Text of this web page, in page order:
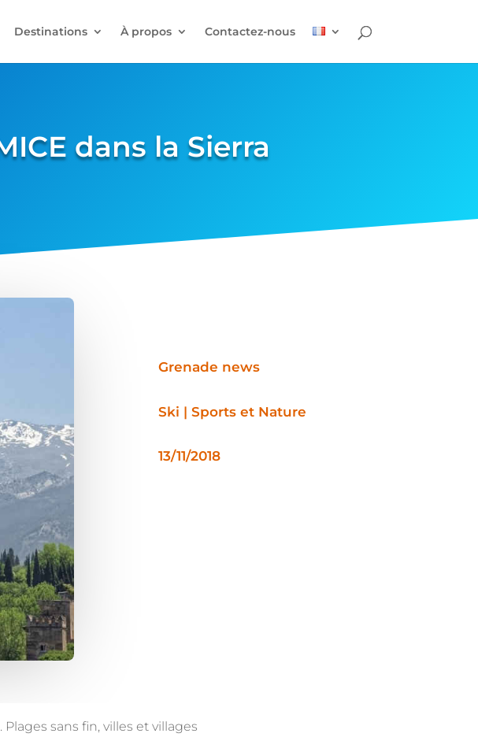
Destinations À propos Contactez-nous
dans la Sierra
Grenade news
Ski | Sports et Nature
13/11/2018
sans fin, villes et villages